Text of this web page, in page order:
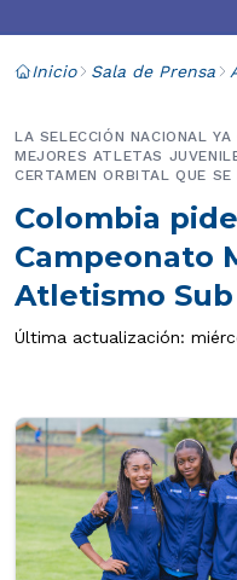
Inicio Sala de Prensa
Colombia
Campeonato
Atletismo Sub
LA SELECCIÓN NACIONAL
MEJORES ATLETAS
CERTAMEN ORBITAL QUE
Última actualización: